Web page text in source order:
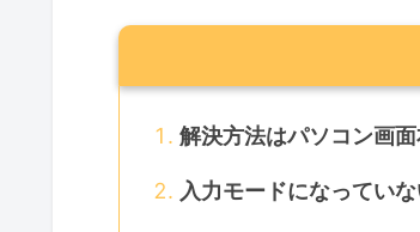
解決方法はパソコン画
入力モードになってい